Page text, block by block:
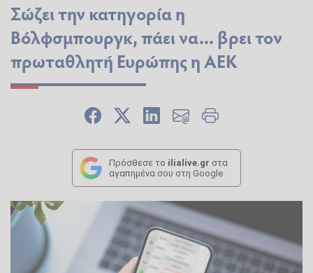
Σώζει την κατηγορία η
Βόλφσμπουργκ, πάει να... βρει τον
πρωταθλητή Ευρώπης η ΑΕΚ
Πρόσθεσε το ilialive.gr στα
αγαπημένα σου στη Google